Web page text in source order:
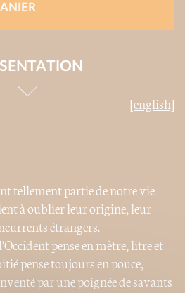
[english]
tellement partie de notre vie
à oublier leur origine, leur
étrangers.
pense en mètre, litre et
pense toujours en pouce,
par une poignée de savants